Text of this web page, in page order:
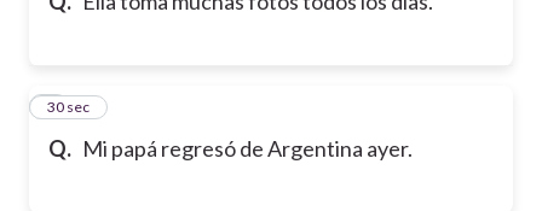
Q. Mi papá regresó de Argentina ayer.
3
30 sec